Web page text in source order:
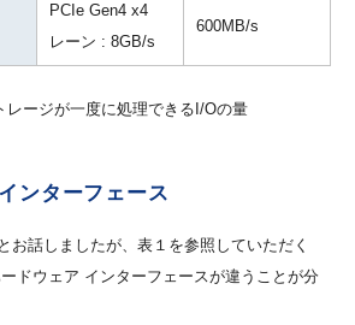
PCIe Gen4 x4
レーン : 8GB/s
600MB/s
ージが一度に処理できるI/Oの量
ンターフェース
お話しましたが、表１を参照していただく
ドウェア インターフェースが違うことが分